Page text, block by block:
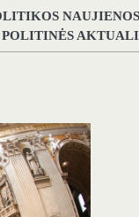
NAUJIENOS